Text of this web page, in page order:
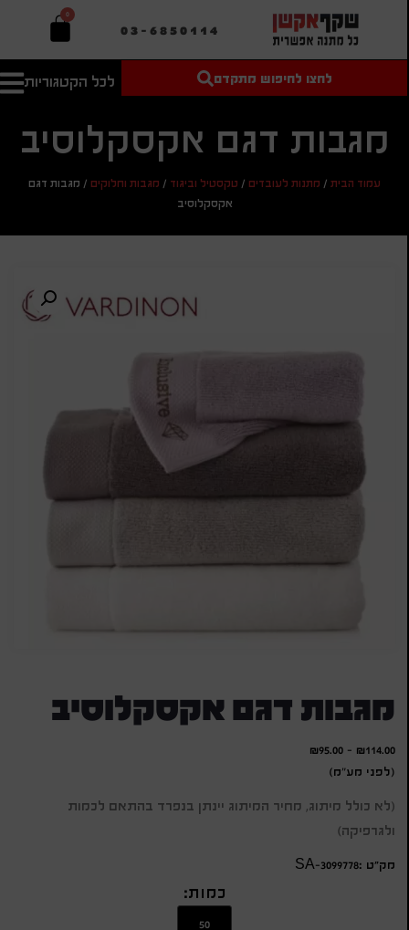
03-6850114
0
לכל הקטגוריות
טקסט חופשי
מחיר מיני'
חיפוש
אישית
לחצו לחיפוש מתקדם
מגבות דגם אקסקלוסיב
עמוד הבית/ מתנות לעובדים/ טקסטיל וביגוד/ מגבות וחלוקים/ מגבות דגם
אקסקלוסיב
מגבות דגם אקסקלוסיב
₪114.00
-
₪95.00
(לפני מע"מ)
(לא כולל מיתוג, מחיר המיתוג יינתן בנפרד בהתאם לכמות
ולגרפיקה)
מק״ט :SA-3099778
כמות: